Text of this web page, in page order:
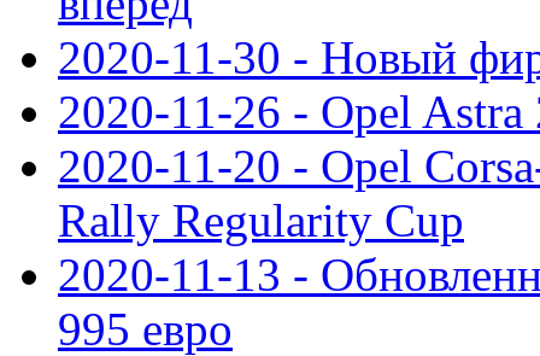
2020-11-30 - Новый
2020-11-26 - Opel Astra
2020-11-20 - Opel
Rally Regularity Cup
2020-11-13 -
995 евро